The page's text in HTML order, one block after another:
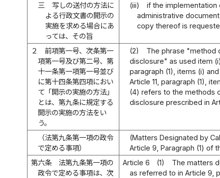
三
写しの送付の方法に
よる行政文書の開示の
実施を求める場合にあ
っては、その旨
(iii)
if the implementation
administrative
copy thereof is
２
前項第一号、次条第一
項第一号及び第二号、第
十一条第一項第一号並び
に第十四条第四項におい
て「開示の実施の方法」
とは、第九条に規定する
開示の実施の方法をい
う。
(2)
The phrase "method
disclosure" as used item
paragraph (1), items (i)
Article 11, paragraph (1),
(4) refers to the methods
disclosure prescribed in
（法第九条第一項の政令
で定める事項）
(Matters Designated by
Article 9, Paragraph (1) of
第六条
法第九条第一項の
政令で定める事項は、次
Article 6 (1)
The matters
as referred to in Article 9,